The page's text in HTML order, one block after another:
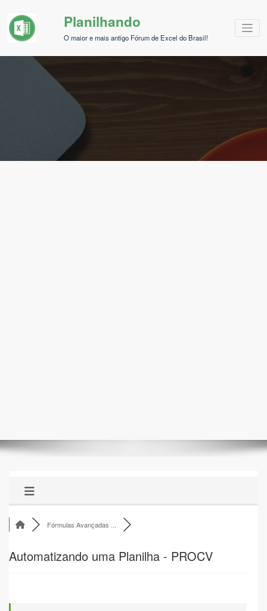
para
conteúdo
Planilhando
O maior e mais antigo Fórum de Excel do Brasil!
Fórmulas Avançadas ...
Automatizando uma Planilha - PROCV